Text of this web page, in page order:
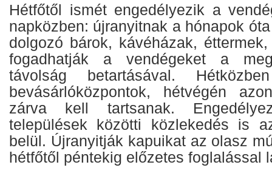
Hétfőtől ismét engedélyezik a
napközben: újranyitnak a hónapok
dolgozó bárok, kávéházak,
fogadhatják a vendégeket a
távolság betartásával.
bevásárlóközpontok, hétvégén
zárva kell tartsanak.
települések közötti közlekedés is
belül. Újranyitják kapuikat az olasz
hétfőtől péntekig előzetes foglalással